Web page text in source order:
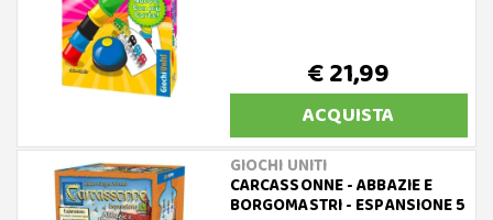
€ 21,99
ACQUISTA
GIOCHI UNITI
CARCASSONNE - ABBAZIE E
BORGOMASTRI - ESPANSIONE 5